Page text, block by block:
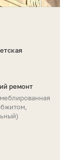
ремонт